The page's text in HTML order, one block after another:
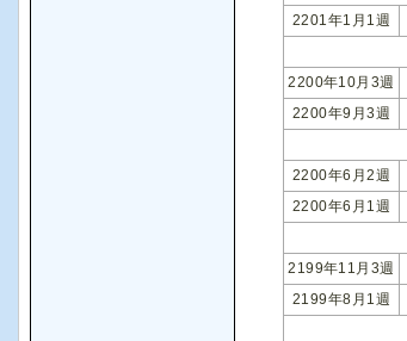
2201年1月1週
2200年10月3週
2200年9月3週
2200年6月2週
2200年6月1週
2199年11月3週
2199年8月1週